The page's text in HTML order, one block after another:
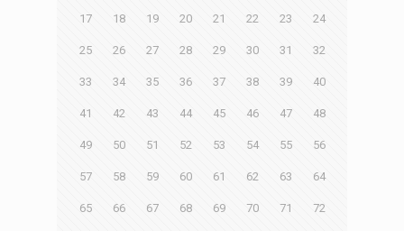
17 18 19 20 21 22 23 24
25 26 27 28 29 30 31 32
33 34 35 36 37 38 39 40
41 42 43 44 45 46 47 48
49 50 51 52 53 54 55 56
57 58 59 60 61 62 63 64
65 66 67 68 69 70 71 72